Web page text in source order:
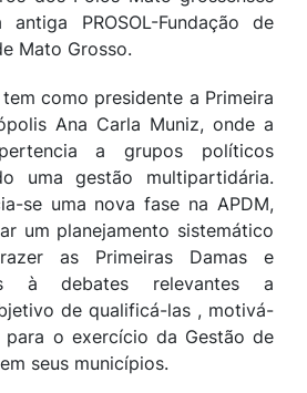
PROSOL-Fundação de
Mato Grosso.
como presidente a Primeira
Ana Carla Muniz, onde a
a grupos políticos
uma gestão multipartidária.
se uma nova fase na APDM,
um planejamento sistemático
as Primeiras Damas e
à debates relevantes a
de qualificá-las , motivá-
para o exercício da Gestão de
seus municípios.